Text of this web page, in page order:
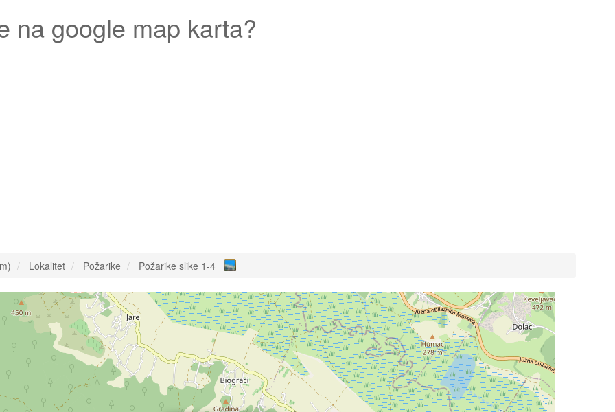
na google map karta?
Lokalitet Požarike Požarike slike 1-4